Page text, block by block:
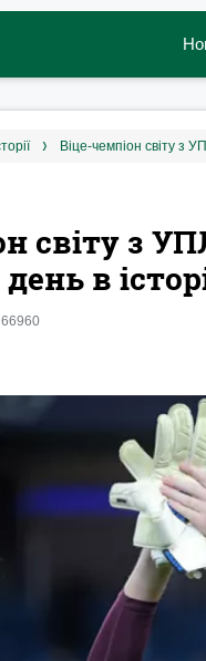
Віце-чемпіон світу з
світу з
в
66960